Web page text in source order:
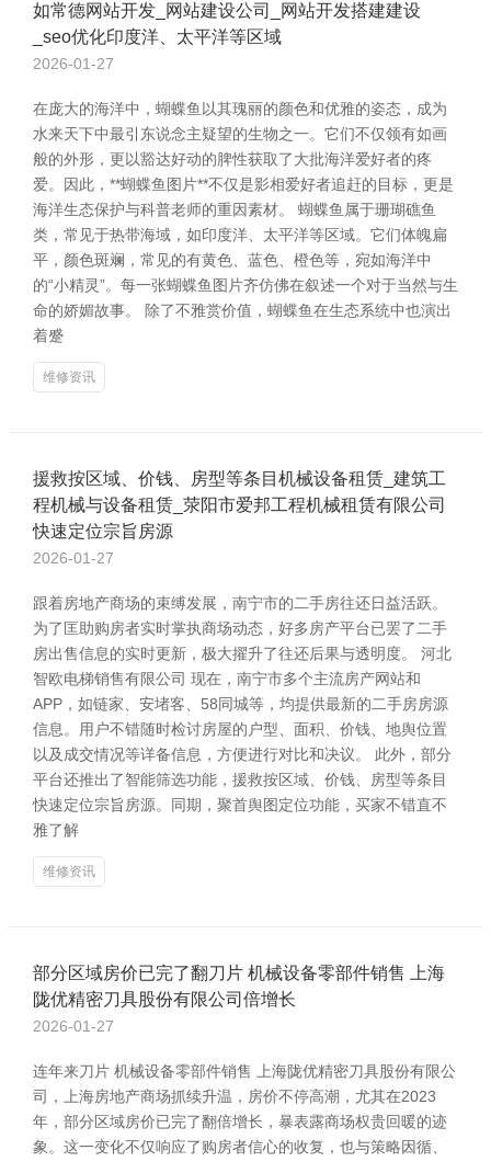
如常德网站开发_网站建设公司_网站开发搭建建设
_seo优化印度洋、太平洋等区域
2026-01-27
在庞大的海洋中，蝴蝶鱼以其瑰丽的颜色和优雅的姿态，成为
水来天下中最引东说念主疑望的生物之一。它们不仅领有如画
般的外形，更以豁达好动的脾性获取了大批海洋爱好者的疼
爱。因此，**蝴蝶鱼图片**不仅是影相爱好者追赶的目标，更是
海洋生态保护与科普老师的重因素材。 蝴蝶鱼属于珊瑚礁鱼
类，常见于热带海域，如印度洋、太平洋等区域。它们体魄扁
平，颜色斑斓，常见的有黄色、蓝色、橙色等，宛如海洋中
的“小精灵”。每一张蝴蝶鱼图片齐仿佛在叙述一个对于当然与生
命的娇媚故事。 除了不雅赏价值，蝴蝶鱼在生态系统中也演出
着蹙
维修资讯
援救按区域、价钱、房型等条目机械设备租赁_建筑工
程机械与设备租赁_荥阳市爱邦工程机械租赁有限公司
快速定位宗旨房源
2026-01-27
跟着房地产商场的束缚发展，南宁市的二手房往还日益活跃。
为了匡助购房者实时掌执商场动态，好多房产平台已罢了二手
房出售信息的实时更新，极大擢升了往还后果与透明度。 河北
智欧电梯销售有限公司 现在，南宁市多个主流房产网站和
APP，如链家、安堵客、58同城等，均提供最新的二手房房源
信息。用户不错随时检讨房屋的户型、面积、价钱、地舆位置
以及成交情况等详备信息，方便进行对比和决议。 此外，部分
平台还推出了智能筛选功能，援救按区域、价钱、房型等条目
快速定位宗旨房源。同期，聚首舆图定位功能，买家不错直不
雅了解
维修资讯
部分区域房价已完了翻刀片 机械设备零部件销售 上海
陇优精密刀具股份有限公司倍增长
2026-01-27
连年来刀片 机械设备零部件销售 上海陇优精密刀具股份有限公
司，上海房地产商场抓续升温，房价不停高潮，尤其在2023
年，部分区域房价已完了翻倍增长，暴表露商场权贵回暖的迹
象。这一变化不仅响应了购房者信心的收复，也与策略因循、